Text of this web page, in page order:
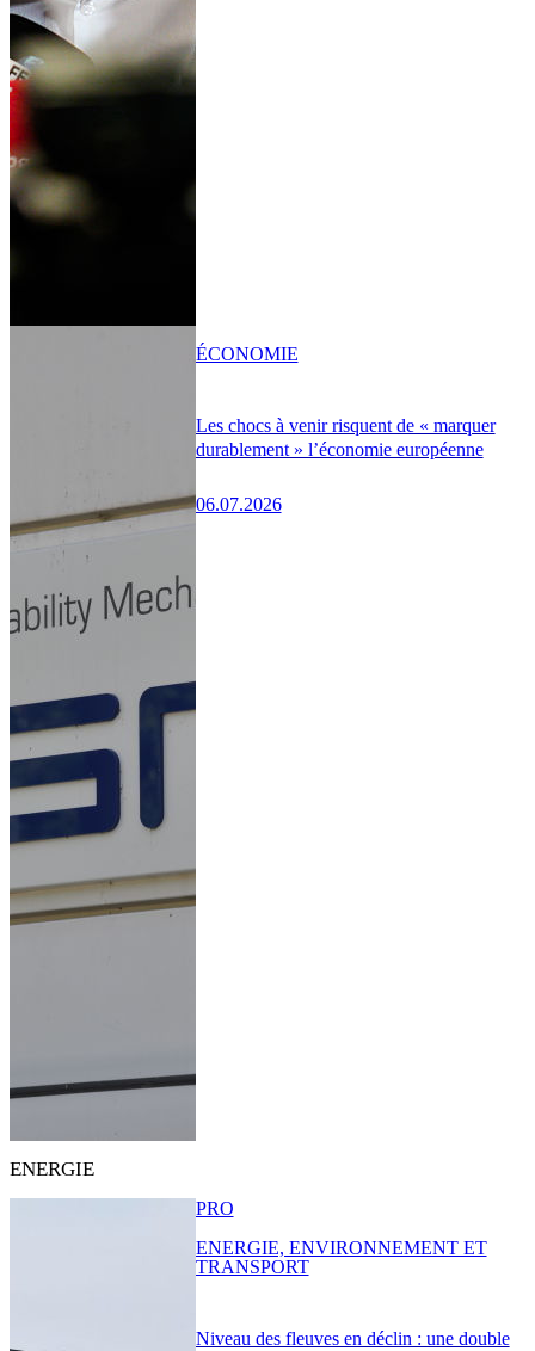
Les chocs à venir risquent de « marquer
durablement » l’économie européenne
06.07.2026
ÉCONOMIE
ENERGIE
Niveau des fleuves en déclin : une double
PRO
ENERGIE, ENVIRONNEMENT ET
TRANSPORT